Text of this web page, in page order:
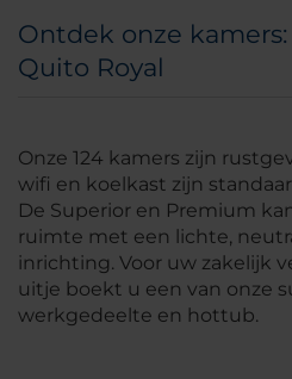
Ontdek onze
Quito Royal
Onze 124 kamers zijn
wifi en koelkast zijn
De Superior en Premium
ruimte met een lichte,
inrichting. Voor uw zakelijk
uitje boekt u een van onze
werkgedeelte en hottub.